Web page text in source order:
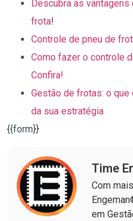
Descubra as
frota!
Controle de pneu de
Como fazer o controle
Confira!
Gestão de frotas: o
da sua estratégia
{{form}}
Time
Com
em